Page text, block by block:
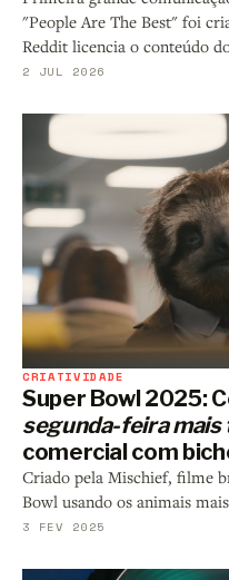
"People Are The Best" foi
Reddit licencia o conteúdo
2 JUL 2026
CRIATIVIDADE
Super Bowl 2025:
segunda-feira mais
comercial com
Criado pela Mischief, filme
Bowl usando os animais
3 FEV 2025